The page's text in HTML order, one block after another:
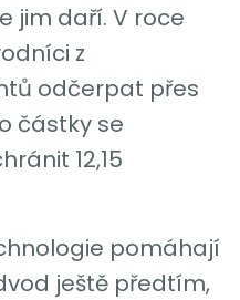
jim daří. V roce
z
odčerpat přes
částky se
12,15
pomáhají
ještě předtím,